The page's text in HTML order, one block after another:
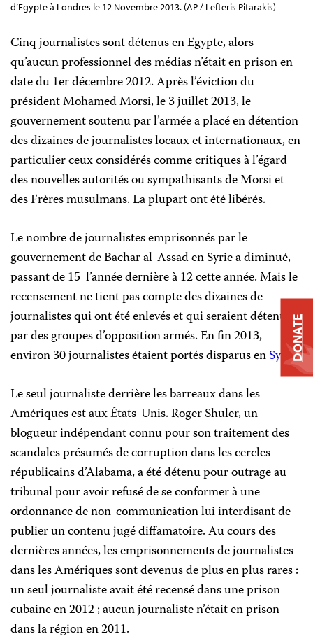
d’Egypte à Londres le 12 Novembre 2013. (AP / Lefteris Pitarakis)
Cinq journalistes sont détenus en Egypte, alors
qu’aucun professionnel des médias n’était en prison en
date du 1er décembre 2012. Après l’éviction du
président Mohamed Morsi, le 3 juillet 2013, le
gouvernement soutenu par l’armée a placé en détention
des dizaines de journalistes locaux et internationaux, en
particulier ceux considérés comme critiques à l’égard
des nouvelles autorités ou sympathisants de Morsi et
des Frères musulmans. La plupart ont été libérés.
Le nombre de journalistes emprisonnés par le
gouvernement de Bachar al-Assad en Syrie a diminué,
passant de 15 l’année dernière à 12 cette année. Mais le
recensement ne tient pas compte des dizaines de
journalistes qui ont été enlevés et qui seraient détenus
par des groupes d’opposition armés. En fin 2013,
environ 30 journalistes étaient portés disparus enSyrie.
Le seul journaliste derrière les barreaux dans les
Amériques est aux États-Unis. Roger Shuler, un
blogueur indépendant connu pour son traitement des
scandales présumés de corruption dans les cercles
républicains d’Alabama, a été détenu pour outrage au
tribunal pour avoir refusé de se conformer à une
ordonnance de non-communication lui interdisant de
publier un contenu jugé diffamatoire. Au cours des
dernières années, les emprisonnements de journalistes
dans les Amériques sont devenus de plus en plus rares :
un seul journaliste avait été recensé dans une prison
cubaine en 2012 ; aucun journaliste n’était en prison
dans la région en 2011.
DONATE